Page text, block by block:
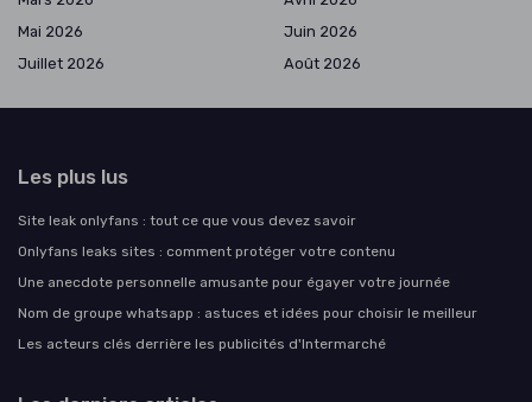
Mai 2026
Juin 2026
Juillet 2026
Août 2026
Les plus lus
Site leak onlyfans : tout ce que vous devez savoir
Onlyfans leaks sites : comment protéger votre contenu
Une anecdote personnelle amusante pour égayer votre journée
Nom de groupe whatsapp : astuces et idées pour choisir le meilleur
Les acteurs clés derrière les publicités d'Intermarché